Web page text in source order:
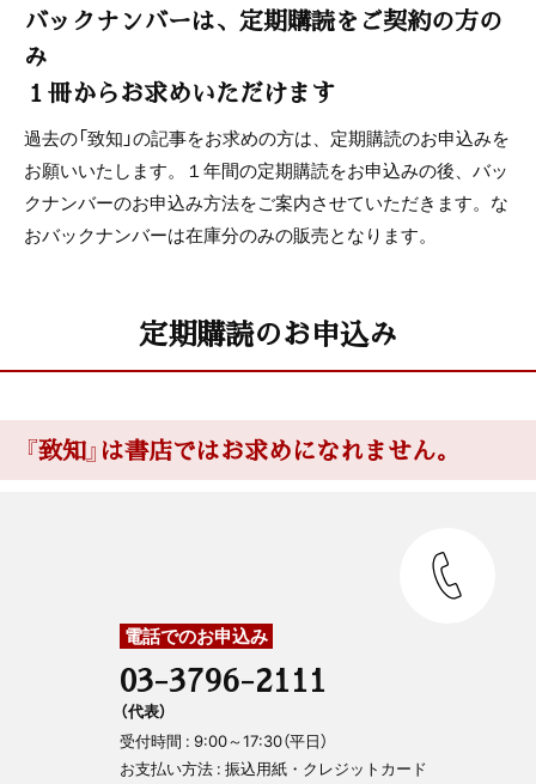
バックナンバーは、定期購読をご契約の方の
み
１冊からお求めいただけます
過去の「致知」の記事をお求めの方は、定期購読のお申込みを
お願いいたします。１年間の定期購読をお申込みの後、バッ
クナンバーのお申込み方法をご案内させていただきます。な
おバックナンバーは在庫分のみの販売となります。
定期購読のお申込み
『致知』は書店ではお求めになれません。
電話でのお申込み
03-3796-2111
（代表）
受付時間 : 9:00～17:30（平日）
お支払い方法 : 振込用紙・クレジットカード